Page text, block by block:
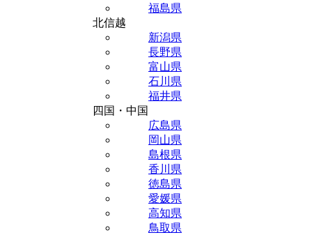
福島県
北信越
新潟県
長野県
富山県
石川県
福井県
四国・中国
広島県
岡山県
島根県
香川県
徳島県
愛媛県
高知県
鳥取県